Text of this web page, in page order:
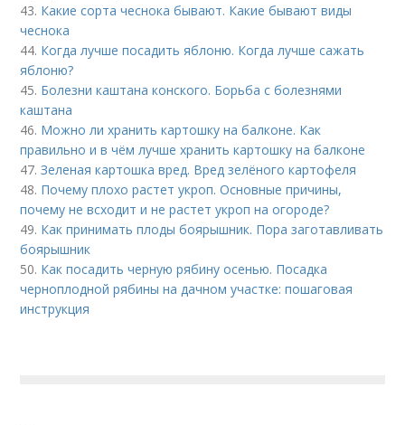
43. Какие сорта чеснока бывают. Какие бывают виды
чеснока
44. Когда лучше посадить яблоню. Когда лучше сажать
яблоню?
45. Болезни каштана конского. Борьба с болезнями
каштана
46. Можно ли хранить картошку на балконе. Как
правильно и в чём лучше хранить картошку на балконе
47.Зеленая картошка вред. Вред зелёного картофеля
48. Почему плохо растет укроп. Основные причины,
почему не всходит и не растет укроп на огороде?
49. Как принимать плоды боярышник. Пора заготавливать
боярышник
50. Как посадить черную рябину осенью. Посадка
черноплодной рябины на дачном участке: пошаговая
инструкция